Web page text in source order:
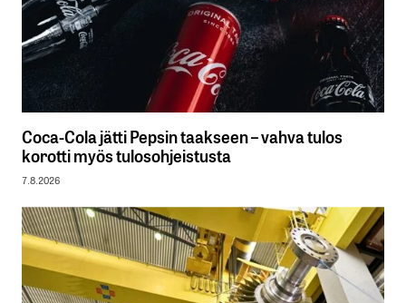
Coca-Cola jätti Pepsin taakseen – vahva tulos
korotti myös tulosohjeistusta
7.8.2026